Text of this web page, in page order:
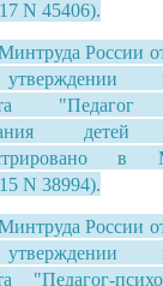
N 45406).
России
"Педагог
в
N 38994).
России
"Педагог-